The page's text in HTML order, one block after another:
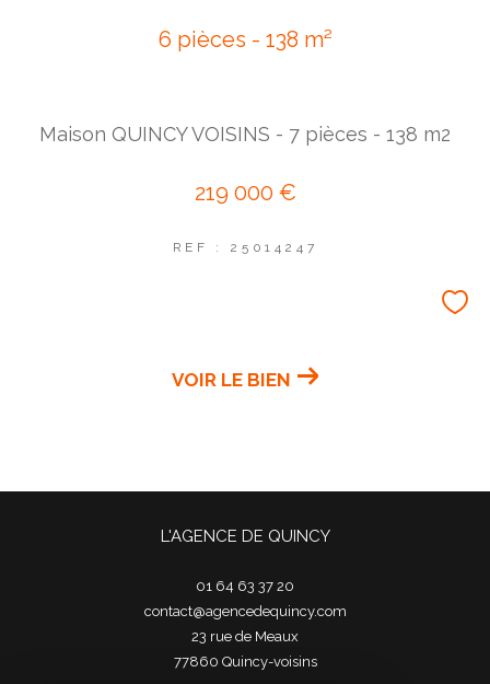
6 pièces - 138 m²
Maison QUINCY VOISINS - 7 pièces - 138 m2
219 000 €
REF : 25014247
VOIR LE BIEN
L'AGENCE DE QUINCY
01 64 63 37 20
contact@agencedequincy.com
23 rue de Meaux
77860
quincy-voisins